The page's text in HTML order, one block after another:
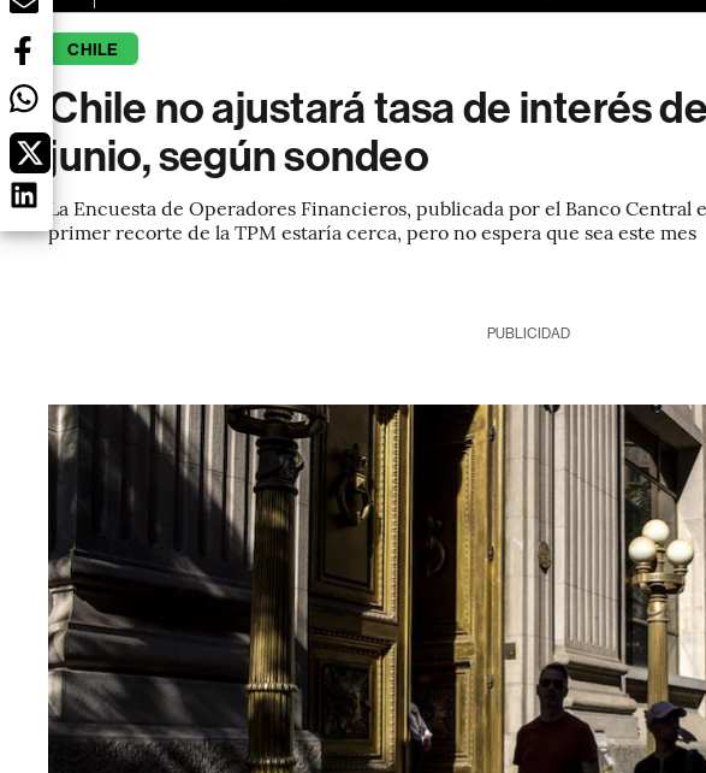
CHILE
Chile no ajustará tasa de interés
junio, según sondeo
La Encuesta de Operadores Financieros, publicada por el Banco Central
primer recorte de la TPM estaría cerca, pero no espera que sea este mes
PUBLICIDAD